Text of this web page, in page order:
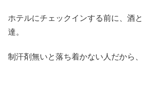
ホテルにチェックインする前に、酒
達。
制汗剤無いと落ち着かない人だから